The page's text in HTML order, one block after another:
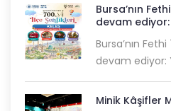
Bursa’nın
devam ediyor:
Bursa’nın
devam ediyor:
Minik Kâşifler